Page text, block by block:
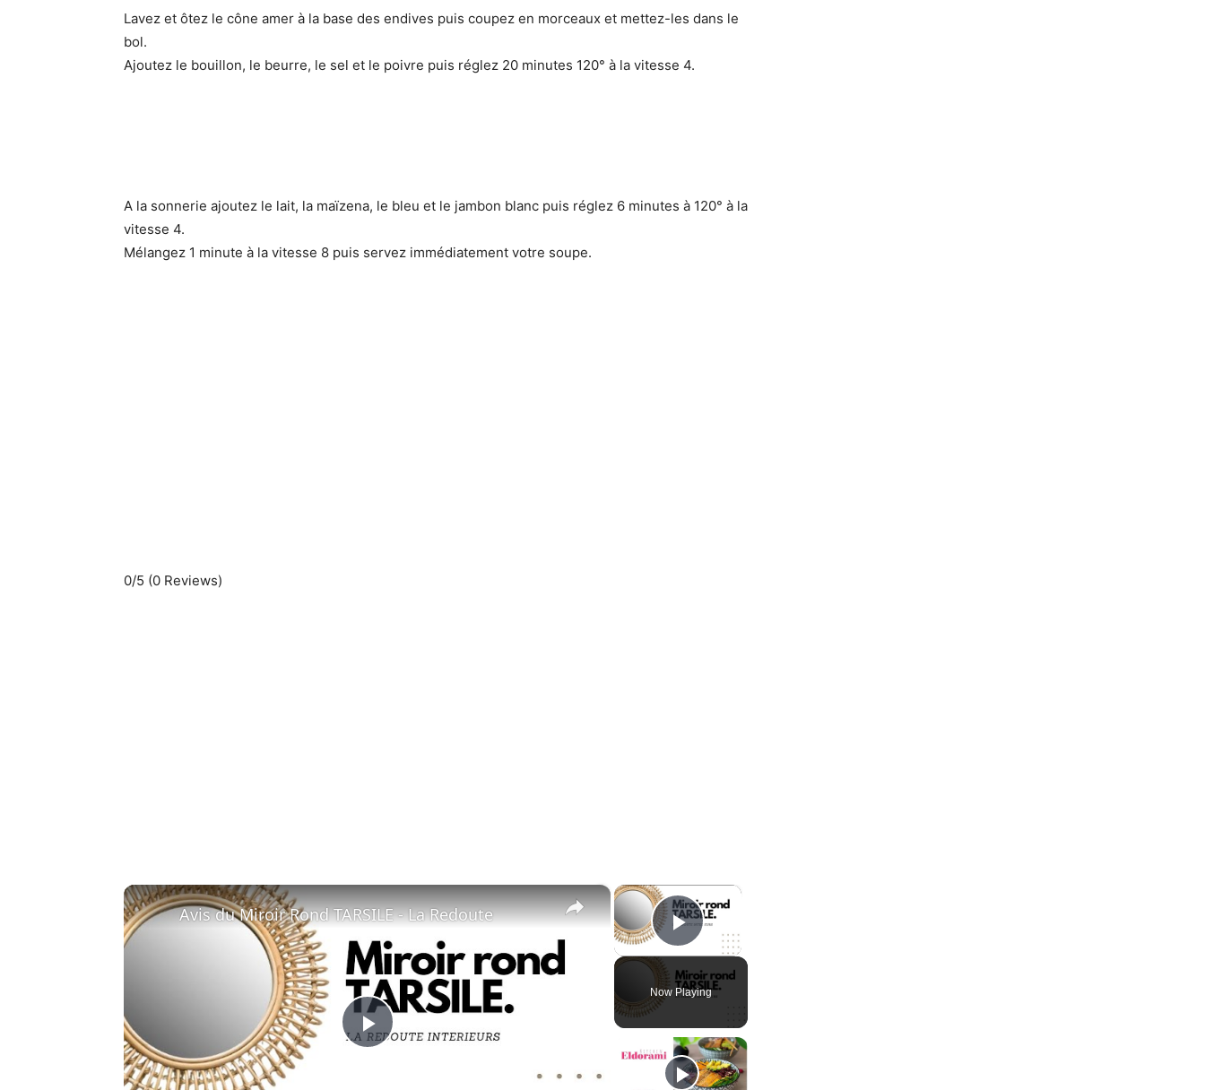
Lavez et ôtez le cône amer à la base des endives puis coupez en morceaux et mettez-les dans le
bol.
Ajoutez le bouillon, le beurre, le sel et le poivre puis réglez 20 minutes 120° à la vitesse 4.
A la sonnerie ajoutez le lait, la maïzena, le bleu et le jambon blanc puis réglez 6 minutes à 120° à la
vitesse 4.
Mélangez 1 minute à la vitesse 8 puis servez immédiatement votre soupe.
0/5 (0 Reviews)
×
Play Video
Now Playing
×
Play
Avis du Miroir Rond TARSILE - La Redoute